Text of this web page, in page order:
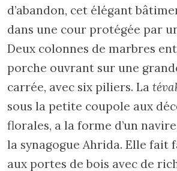
d’abandon, cet élégant
dans une cour protégée par
Deux colonnes de marbres
porche ouvrant sur une
carrée, avec six piliers. La
sous la petite coupole aux
florales, a la forme d’un
la synagogue Ahrida. Elle fait
aux portes de bois avec de